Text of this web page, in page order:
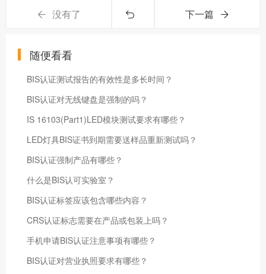
没有了 下一篇
随便看看
BIS认证测试报告的有效性是多长时间？
BIS认证对无线键盘是强制的吗？
IS 16103(Part1)LED模块测试要求有哪些？
LED灯具BIS证书到期需要送样品重新测试吗？
BIS认证强制产品有哪些？
什么是BIS认可实验室？
BIS认证标签应该包含哪些内容？
CRS认证标志需要在产品或包装上吗？
手机申请BIS认证注意事项有哪些？
BIS认证对营业执照要求有哪些？